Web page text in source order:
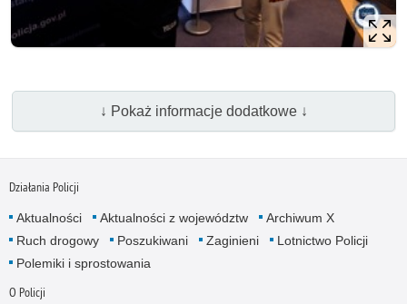
↓ Pokaż informacje dodatkowe ↓
Działania Policji
Aktualności Aktualności z województw
Archiwum X
Ruch drogowy
Poszukiwani Zaginieni
Lotnictwo Policji
Polemiki i sprostowania
O Policji